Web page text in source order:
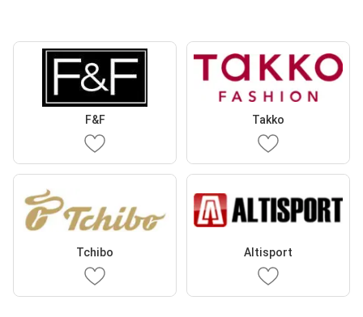
F&F Takko
Tchibo Altisport